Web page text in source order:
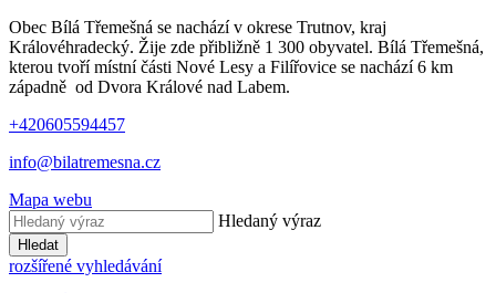
Obec Bílá Třemešná se nachází v okrese Trutnov, kraj
Královéhradecký. Žije zde přibližně 1 300 obyvatel. Bílá Třemešná,
kterou tvoří místní části Nové Lesy a Filířovice se nachází 6 km
západně od Dvora Králové nad Labem.
+420605594457
info@bilatremesna.cz
Mapa webu
Hledaný výraz
Hledat
rozšířené vyhledávání